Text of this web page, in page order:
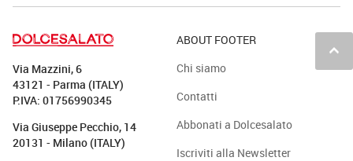
keyboard_arrow_up
Via Mazzini, 6
43121 - Parma (ITALY)
P.IVA: 01756990345
Via Giuseppe Pecchio, 14
20131 - Milano (ITALY)
ABOUT FOOTER
Chi siamo
Contatti
Abbonati a Dolcesalato
Iscriviti alla Newsletter